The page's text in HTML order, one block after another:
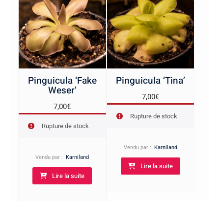
Pinguicula ‘Fake
Weser’
7,00€
Rupture de stock
Vendu par :Karniland
Lire la suite
Pinguicula ‘Tina’
7,00€
Rupture de stock
Vendu par : Karniland
Lire la suite